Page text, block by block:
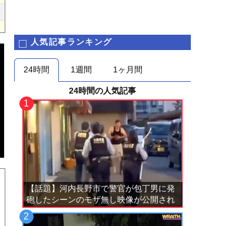
人気記事ランキング
24時間 1週間 1ヶ月間
24時間の人気記事
【話題】河内長野市で警官が包丁男に発
砲したシーンのモザ無し映像が公開され
る。